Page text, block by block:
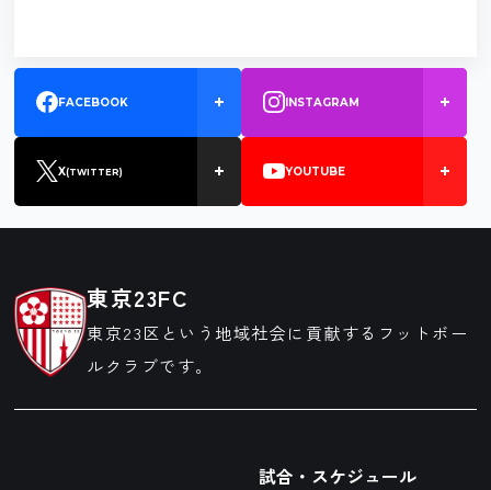
FACEBOOK INSTAGRAM
X(TWITTER) YOUTUBE
東京23FC
東京23区という地域社会に貢献するフットボー
ルクラブです。
試合・スケジュール